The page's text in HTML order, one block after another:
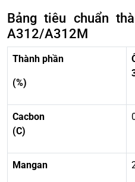
Bảng tiêu chuẩn
A312/A312M
Thành phần
(%)
Cacbon
(C)
Mangan